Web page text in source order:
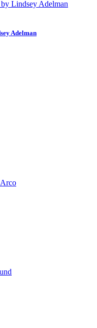
Adelman